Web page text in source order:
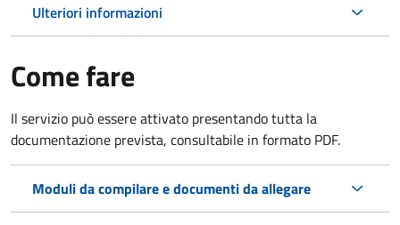
Ulteriori informazioni
Come fare
Il servizio può essere attivato presentando tutta la
documentazione prevista, consultabile in formato PDF.
Moduli da compilare e documenti da allegare